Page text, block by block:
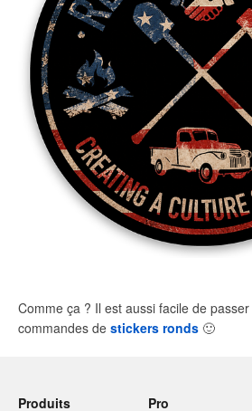
Comme ça ? Il est aussi facile de
commandes de stickers ronds 🙂
Produits
Pro